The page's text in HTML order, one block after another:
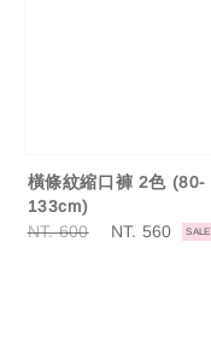
橫條紋縮口褲 2色 (80-
133cm)
Regular
NT. 600
Sale
NT. 560 SALE